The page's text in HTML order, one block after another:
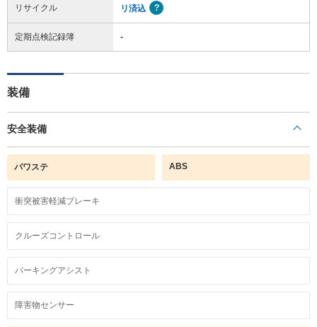
リサイクル リ済込
定期点検記録簿 -
装備
安全装備
パワステ ABS
衝突被害軽減ブレーキ
クルーズコントロール
パーキングアシスト
障害物センサー